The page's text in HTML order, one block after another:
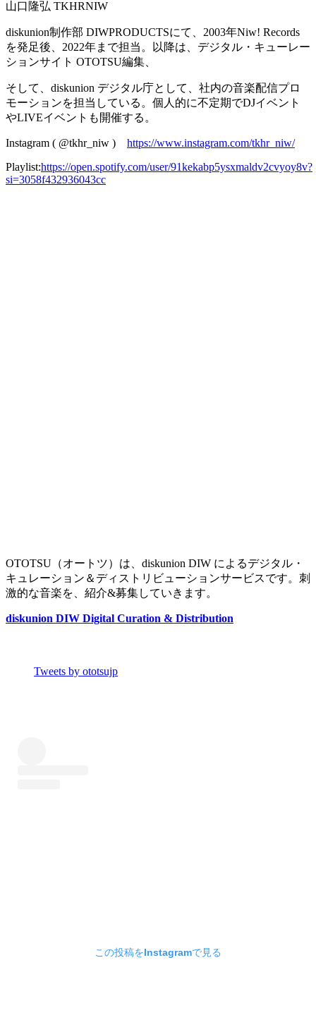
山口隆弘 TKHRNIW
diskunion制作部 DIWPRODUCTSにて、2003年Niw! Records
を発足後、2022年まで担当。以降は、デジタル・キューレー
ションサイト OTOTSU編集、
そして、diskunion デジタル庁として、社内の音楽配信プロ
モーションを担当している。個人的に不定期でDJイベント
やLIVEイベントも開催する。
Instagram ( @tkhr_niw ) https://www.instagram.com/tkhr_niw/
Playlist:https://open.spotify.com/user/91kekabp5ysxmaldv2cvyoy8v?
si=3058f432936043cc
OTOTSU（オートツ）は、diskunion DIW によるデジタル・
キュレーション＆ディストリビューションサービスです。刺
激的な音楽を、紹介&募集していきます。
diskunion DIW Digital Curation & Distribution
Tweets by ototsujp
この投稿をInstagramで見る